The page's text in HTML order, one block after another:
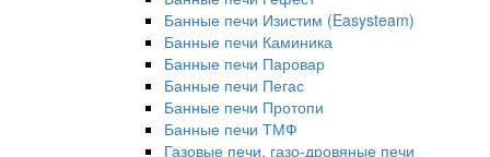
Банные печи Изистим (Easysteam)
Банные печи Каминика
Банные печи Паровар
Банные печи Пегас
Банные печи Протопи
Банные печи ТМФ
Газовые печи, газо-дровяные печи